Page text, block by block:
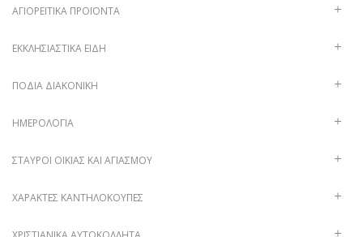
ΑΓΙΟΡΕΊΤΙΚΑ ΠΡΟΪΌΝΤΑ
ΕΚΚΛΗΣΙΑΣΤΙΚΆ ΕΊΔΗ
ΠΟΔΙΆ ΔΙΑΚΟΝΙΚΉ
ΗΜΕΡΟΛΌΓΙΑ
ΣΤΑΥΡΟΊ ΟΙΚΊΑΣ ΚΑΙ ΑΓΙΑΣΜΟΎ
ΧΑΡΑΚΤΈΣ ΚΑΝΤΗΛΌΚΟΥΠΕΣ